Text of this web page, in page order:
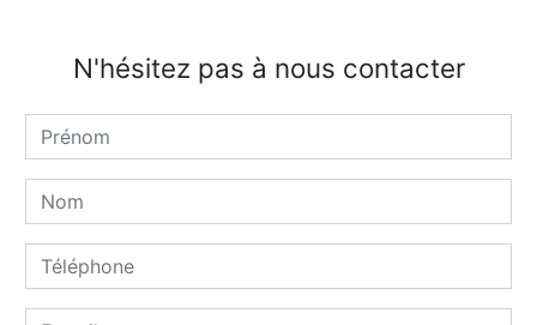
N'hésitez pas à nous contacter